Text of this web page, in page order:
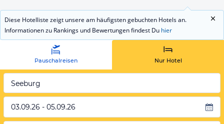
Diese Hotelliste zeigt unsere am häufigsten gebuchten Hotels an.
Informationen zu Rankings und Bewertungen findest Du hier
Pauschalreisen Nur Hotel
Seeburg
03.09.26 - 05.09.26